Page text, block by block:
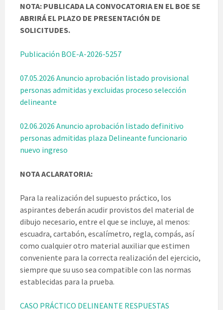
NOTA: PUBLICADA LA CONVOCATORIA EN EL BOE SE
ABRIRÁ EL PLAZO DE PRESENTACIÓN DE
SOLICITUDES.
Publicación BOE-A-2026-5257
07.05.2026 Anuncio aprobación listado provisional
personas admitidas y excluidas proceso selección
delineante
02.06.2026 Anuncio aprobación listado definitivo
personas admitidas plaza Delineante funcionario
nuevo ingreso
NOTA ACLARATORIA:
Para la realización del supuesto práctico, los
aspirantes deberán acudir provistos del material de
dibujo necesario, entre el que se incluye, al menos:
escuadra, cartabón, escalímetro, regla, compás, así
como cualquier otro material auxiliar que estimen
conveniente para la correcta realización del ejercicio,
siempre que su uso sea compatible con las normas
establecidas para la prueba.
CASO PRÁCTICO DELINEANTE RESPUESTAS